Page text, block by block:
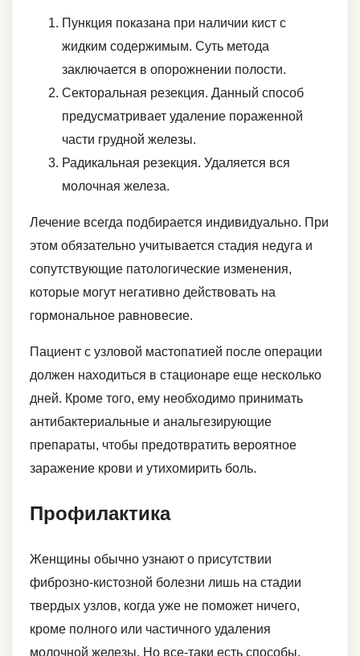
Пункция показана при наличии кист с
жидким содержимым. Суть метода
заключается в опорожнении полости.
Секторальная резекция. Данный способ
предусматривает удаление пораженной
части грудной железы.
Радикальная резекция. Удаляется вся
молочная железа.
Лечение всегда подбирается индивидуально. При
этом обязательно учитывается стадия недуга и
сопутствующие патологические изменения,
которые могут негативно действовать на
гормональное равновесие.
Пациент с узловой мастопатией после операции
должен находиться в стационаре еще несколько
дней. Кроме того, ему необходимо принимать
антибактериальные и анальгезирующие
препараты, чтобы предотвратить вероятное
заражение крови и утихомирить боль.
Профилактика
Женщины обычно узнают о присутствии
фиброзно-кистозной болезни лишь на стадии
твердых узлов, когда уже не поможет ничего,
кроме полного или частичного удаления
молочной железы. Но все-таки есть способы,